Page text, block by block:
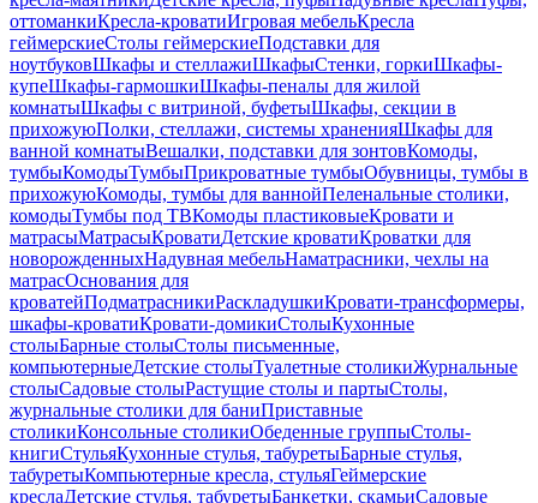
оттоманкиКресла-кроватиИгровая мебельКресла
геймерскиеСтолы геймерскиеПодставки для
ноутбуковШкафы и стеллажиШкафыСтенки, горкиШкафы-
купеШкафы-гармошкиШкафы-пеналы для жилой
комнатыШкафы с витриной, буфетыШкафы, секции в
прихожуюПолки, стеллажи, системы храненияШкафы для
ванной комнатыВешалки, подставки для зонтовКомоды,
тумбыКомодыТумбыПрикроватные тумбыОбувницы, тумбы в
прихожуюКомоды, тумбы для ваннойПеленальные столики,
комодыТумбы под ТВКомоды пластиковыеКровати и
матрасыМатрасыКроватиДетские кроватиКроватки для
новорожденныхНадувная мебельНаматрасники, чехлы на
матрасОснования для
кроватейПодматрасникиРаскладушкиКровати-трансформеры,
шкафы-кроватиКровати-домикиСтолыКухонные
столыБарные столыСтолы письменные,
компьютерныеДетские столыТуалетные столикиЖурнальные
столыСадовые столыРастущие столы и партыСтолы,
журнальные столики для баниПриставные
столикиКонсольные столикиОбеденные группыСтолы-
книгиСтульяКухонные стулья, табуретыБарные стулья,
табуретыКомпьютерные кресла, стульяГеймерские
креслаДетские стулья, табуретыБанкетки, скамьиСадовые